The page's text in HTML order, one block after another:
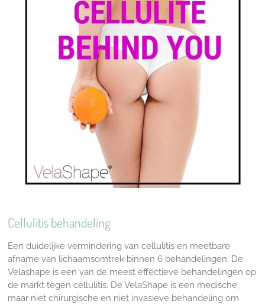
Cellulitis behandeling
Een duidelijke vermindering van cellulitis en meetbare
afname van lichaamsomtrek binnen 6 behandelingen. De
Velashape is een van de meest effectieve behandelingen op
de markt tegen cellulitis. De VelaShape is een medische,
maar niet chirurgische en niet invasieve behandeling om